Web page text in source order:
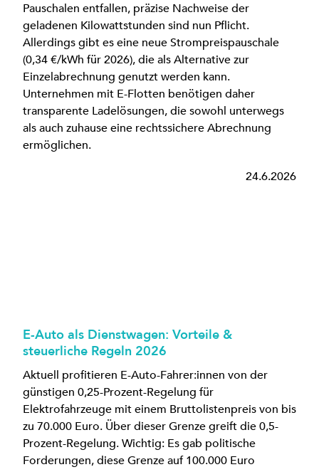
Pauschalen entfallen, präzise Nachweise der
geladenen Kilowattstunden sind nun Pflicht.
Allerdings gibt es eine neue Strompreispauschale
(0,34 €/kWh für 2026), die als Alternative zur
Einzelabrechnung genutzt werden kann.
Unternehmen mit E-Flotten benötigen daher
transparente Ladelösungen, die sowohl unterwegs
als auch zuhause eine rechtssichere Abrechnung
ermöglichen.
24.6.2026
E-Auto als Dienstwagen: Vorteile &
steuerliche Regeln 2026
Aktuell profitieren E-Auto-Fahrer:innen von der
günstigen 0,25-Prozent-Regelung für
Elektrofahrzeuge mit einem Bruttolistenpreis von bis
zu 70.000 Euro. Über dieser Grenze greift die 0,5-
Prozent-Regelung. Wichtig: Es gab politische
Forderungen, diese Grenze auf 100.000 Euro